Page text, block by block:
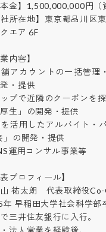
本金】1,500,000,000円（
社所在地】東京都品川区
エア 6F
業内容】
アカウントの一括管理
・提供
プで近隣のクーポンを
生」の開発・提供
活用したアルバイト・
」の開発・提供
運用コンサル事業等
表プロフィール】
祐太朗　代表取締役Co-
年 早稲田大学社会科学部
三井住友銀行に入行。
法人営業を経験後、